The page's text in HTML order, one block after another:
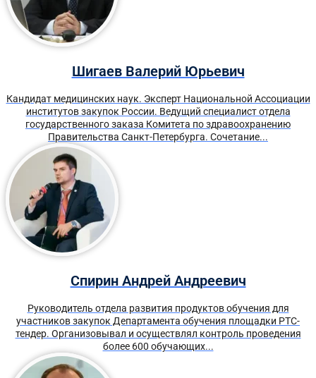
Шигаев Валерий Юрьевич
Кандидат медицинских наук. Эксперт Национальной Ассоциации
институтов закупок России. Ведущий специалист отдела
государственного заказа Комитета по здравоохранению
Правительства Санкт-Петербурга. Сочетание...
Спирин Андрей Андреевич
Руководитель отдела развития продуктов обучения для
участников закупок Департамента обучения площадки РТС-
тендер. Организовывал и осуществлял контроль проведения
более 600 обучающих...